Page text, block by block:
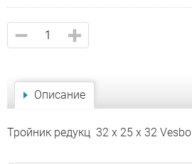
Описание
Тройник редукц 32 x 25 x 32 Vesbo